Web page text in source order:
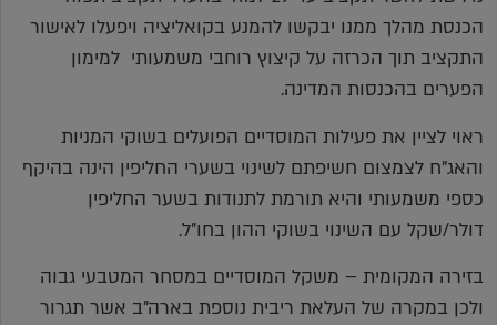
הכנסת מהלך ממנו יבקשו להמנע בקואליציה ויפעלו לאישור
התקציב תוך הכרזה על קיצוץ רוחבי משמעותי למימון
הפערים בהכנסות המדינה.
ראוי לציין את פעילות המוסדיים הפועלים בשוקי המניות
והאג"ח לצמצום חשיפתם לשינוי בשערי החליפין הינה בהיקף
כספי משמעותי והיא תורמת לתנודות בשער החליפין
דולר/שקל עם השינוי בשוקי ההון בחו"ל.
בזירה המקומית – משקל המוסדיים במסחר המטבעי גבוה
ולכן במקרה של העלאת ריבית נוספת בארה"ב אשר תגרור